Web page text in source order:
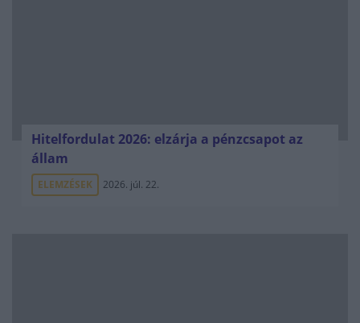
Hitelfordulat 2026: elzárja a pénzcsapot az
állam
ELEMZÉSEK 2026. júl. 22.